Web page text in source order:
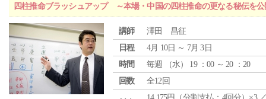
四柱推命ブラッシュアップ ～本場・中国の四柱推命の更なる秘伝を
講師
澤田 昌征
日程
4月 10日 ～ 7月 3日
時間
毎週 （水） 19 ：00 ～ 20 ：20
回数
全12回